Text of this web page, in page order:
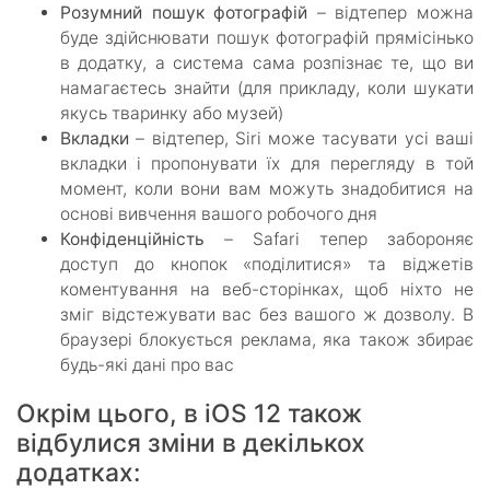
Розумний пошук фотографій – відтепер можна
буде здійснювати пошук фотографій прямісінько
в додатку, а система сама розпізнає те, що ви
намагаєтесь знайти (для прикладу, коли шукати
якусь тваринку або музей)
Вкладки – відтепер, Siri може тасувати усі ваші
вкладки і пропонувати їх для перегляду в той
момент, коли вони вам можуть знадобитися на
основі вивчення вашого робочого дня
Конфіденційність – Safari тепер забороняє
доступ до кнопок «поділитися» та віджетів
коментування на веб-сторінках, щоб ніхто не
зміг відстежувати вас без вашого ж дозволу. В
браузері блокується реклама, яка також збирає
будь-які дані про вас
Окрім цього, в iOS 12 також
відбулися зміни в декількох
додатках: